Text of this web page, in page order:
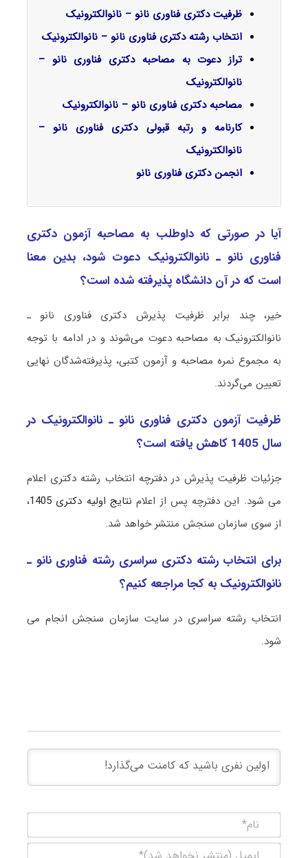
ظرفیت دکتری فناوری نانو – نانوالکترونیک
انتخاب رشته دکتری فناوری نانو – نانوالکترونیک
تراز دعوت به مصاحبه دکتری فناوری نانو –
نانوالکترونیک
مصاحبه دکتری فناوری نانو – نانوالکترونیک
کارنامه و رتبه قبولی دکتری فناوری نانو –
نانوالکترونیک
انجمن دکتری فناوری نانو
آیا در صورتی که داوطلب به مصاحبه آزمون دکتری
ﻓﻨﺎوری ﻧﺎﻧﻮ ـ ﻧﺎﻧﻮاﻟﻜﺘﺮونیک دعوت شود، بدین معنا
است که در آن دانشگاه پذیرفته شده است؟
خیر، چند برابر ظرفیت پذیرش دکتری ﻓﻨﺎوری ﻧﺎﻧﻮ ـ
ﻧﺎﻧﻮاﻟﻜﺘﺮونیک به مصاحبه دعوت می‌شوند و در ادامه با توجه
به مجموع نمره مصاحبه و آزمون کتبی، پذیرفته‌شدگان نهایی
تعیین می‌گردند.
ظرفیت آزمون دکتری ﻓﻨﺎوری ﻧﺎﻧﻮ ـ ﻧﺎﻧﻮاﻟﻜﺘﺮونیک در
سال 1405 کاهش یافته است؟
جزئیات ظرفیت پذیرش در دفترچه انتخاب رشته دکتری اعلام
می شود. این دفترچه پس از اعلام نتایج اولیه دکتری 1405
،
از سوی سازمان سنجش منتشر خواهد شد.
برای انتخاب رشته دکتری سراسری رشته ﻓﻨﺎوری ﻧﺎﻧﻮ ـ
ﻧﺎﻧﻮاﻟﻜﺘﺮونیک به کجا مراجعه کنیم؟
انتخاب رشته سراسری در سایت سازمان سنجش انجام می
شود.